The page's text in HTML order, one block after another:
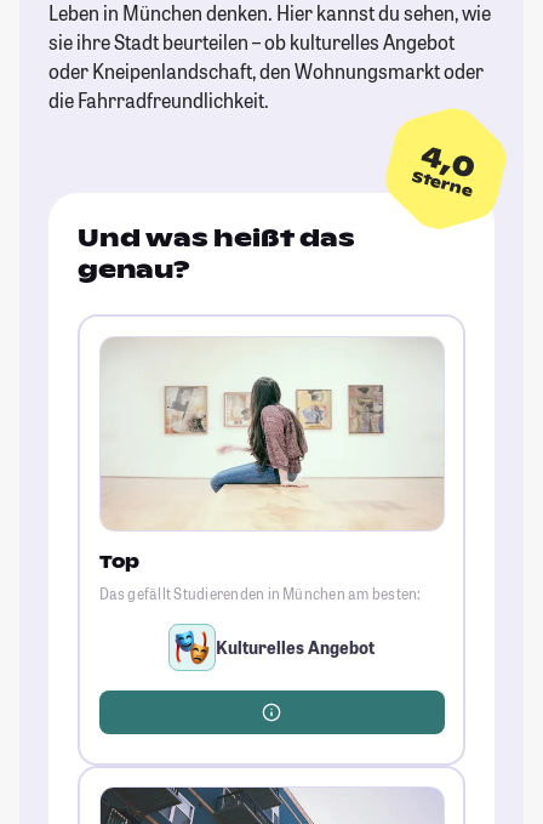
Leben in München denken. Hier kannst du sehen, wie
sie ihre Stadt beurteilen – ob kulturelles Angebot
oder Kneipenlandschaft, den Wohnungsmarkt oder
die Fahrradfreundlichkeit.
4,0
Sterne
Und was heißt das
genau?
Top
Das gefällt Studierenden in München am besten:
Kulturelles Angebot